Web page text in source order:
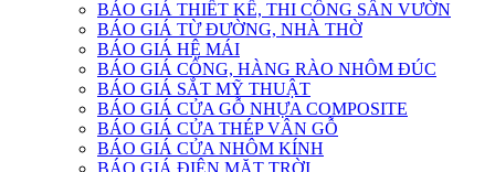
BÁO GIÁ THIẾT KẾ, THI CÔNG SÂN VƯỜN
BÁO GIÁ TỪ ĐƯỜNG, NHÀ THỜ
BÁO GIÁ HỆ MÁI
BÁO GIÁ CỔNG, HÀNG RÀO NHÔM ĐÚC
BÁO GIÁ SẮT MỸ THUẬT
BÁO GIÁ CỬA GỖ NHỰA COMPOSITE
BÁO GIÁ CỬA THÉP VÂN GỖ
BÁO GIÁ CỬA NHÔM KÍNH
BÁO GIÁ ĐIỆN MẶT TRỜI